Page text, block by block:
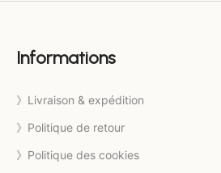
Informations
》Livraison & expédition
》Politique de retour
》Politique des cookies